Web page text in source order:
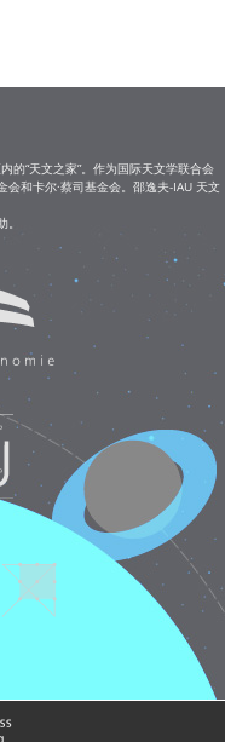
的“天文之家”。作为国际天文学联合会
和卡尔·蔡司基金会。邵逸夫-IAU 天文